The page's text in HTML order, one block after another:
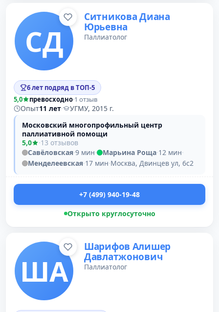
СД
Ситникова Диана
Юрьевна
Паллиатолог
6 лет подряд в ТОП-5
5,0
превосходно·1 отзыв
Опыт11 лет·
УГМУ, 2015 г.
Московский многопрофильный центр
паллиативной помощи
5,0
·13 отзывов
Савёловская·9 мин· Марьина Роща·12 мин·
Менделеевская·17 мин·Москва, Двинцев ул, 6с2
+7 (499) 940-19-48
Открыто круглосуточно
ША
Шарифов Алишер
Давлатжонович
Паллиатолог